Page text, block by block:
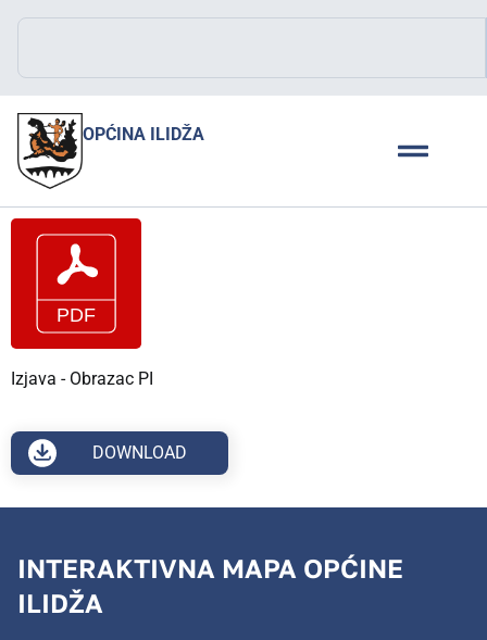
OPĆINA ILIDŽA
Izjava - Obrazac PI
DOWNLOAD
INTERAKTIVNA MAPA OPĆINE
ILIDŽA